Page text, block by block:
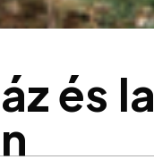
ázés la
n